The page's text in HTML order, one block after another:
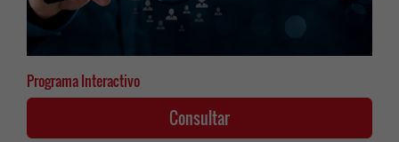
Programa Interactivo
Consultar